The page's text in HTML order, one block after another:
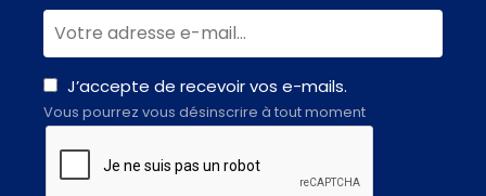
J’accepte de recevoir vos e-mails.
Vous pourrez vous désinscrire à tout moment